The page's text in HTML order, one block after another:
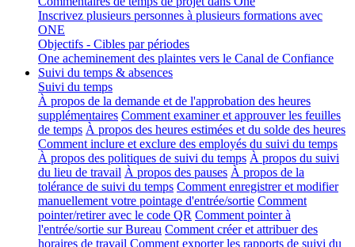
Inscrivez plusieurs personnes à plusieurs formations avec
ONE
Objectifs - Cibles par périodes
One acheminement des plaintes vers le Canal de Confiance
Suivi du temps & absences
Suivi du temps
À propos de la demande et de l'approbation des heures
supplémentaires Comment examiner et approuver les feuilles
de temps À propos des heures estimées et du solde des heures
Comment inclure et exclure des employés du suivi du temps
À propos des politiques de suivi du temps À propos du suivi
du lieu de travail À propos des pauses À propos de la
tolérance de suivi du temps Comment enregistrer et modifier
manuellement votre pointage d'entrée/sortie Comment
pointer/retirer avec le code QR Comment pointer à
l'entrée/sortie sur Bureau Comment créer et attribuer des
horaires de travail Comment exporter les rapports de suivi du